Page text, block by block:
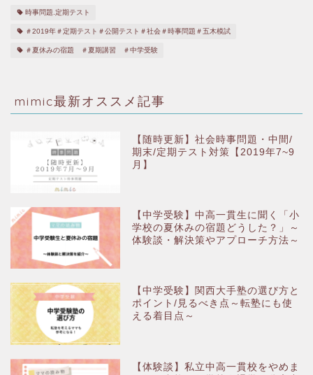
時事問題.定期テスト
＃2019年＃定期テスト＃公開テスト＃社会＃時事問題＃五木模試
＃夏休みの宿題 ＃夏期講習 ＃中学受験
mimic最新オススメ記事
【随時更新】社会時事問題・中間/
期末/定期テスト対策【2019年7~9
月】
【中学受験】中高一貫生に聞く「小
学校の夏休みの宿題どうした？」～
体験談・解決策やアプローチ方法～
【中学受験】関西大手塾の選び方と
ポイント/見るべき点～転塾にも使
える着目点～
【体験談】私立中高一貫校をやめま